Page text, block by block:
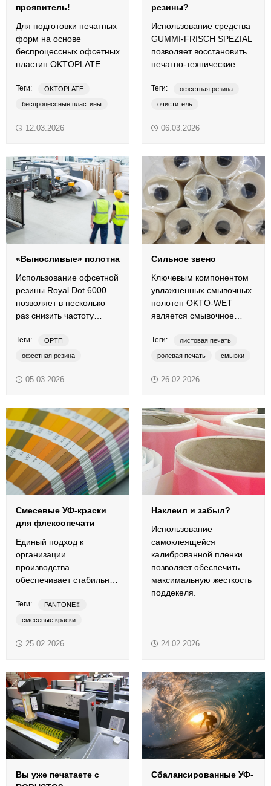
проявитель!
Для подготовки печатных
форм на основе
беспроцессных офсетных
пластин OKTOPLATE
требуется только
экспонирующее CTP-
Теги: OKTOPLATE
беспроцессные пластины
12.03.2026
резины?
Использование средства
GUMMI-FRISCH SPEZIAL
позволяет восстановить
печатно-технические
Теги: офсетная резина
очиститель
средство для регенерации
GUMMI-FRISCH SPEZIAL
06.03.2026
«Выносливые» полотна
Использование офсетной
резины Royal Dot 6000
позволяет в несколько
раз снизить частоту
рулонных печатных
машинах.
Теги: ОРТП
офсетная резина
традиционные краски
УФ-краски
05.03.2026
Сильное звено
Ключевым компонентом
увлажненных смывочных
полотен OKTO-WET
является смывочное
Теги: листовая печать
ролевая печать смывки
26.02.2026
Смесевые УФ-краски
для флексопечати
Единый подход к
организации
производства
обеспечивает стабильное
УФ-пантонов на всех
наших станциях
Теги: PANTONE®
смесевые краски
25.02.2026
Наклеил и забыл?
Использование
самоклеящейся
калиброванной пленки
позволяет обеспечить
максимальную жесткость
поддекеля.
24.02.2026
Вы уже печатаете с
Сбалансированные УФ-